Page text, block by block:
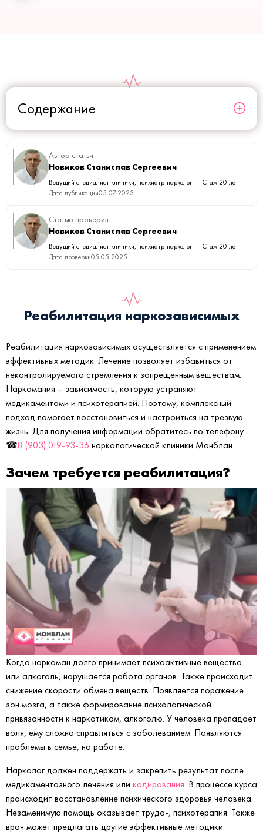
Содержание
Автор статьи
Новиков Станислав Сергеевич
Ведущий специалист клиники, психиатр-нарколог
Стаж 20 лет
Дата публикации05.07.2023
Статью проверил
Новиков Станислав Сергеевич
Ведущий специалист клиники, психиатр-нарколог
Стаж 20 лет
Дата проверки05.05.2025
Реабилитация наркозависимых
Реабилитация наркозависимых осуществляется с применением
эффективных методик. Лечение позволяет избавиться от
неконтролируемого стремления к запрещенным веществам.
Наркомания – зависимость, которую устраняют
медикаментами и психотерапией. Поэтому, комплексный
подход помогает восстановиться и настроиться на трезвую
жизнь. Для получения информации обратитесь по телефону
☎8 (903) 019-93-36 наркологической клиники Монблан.
Зачем требуется реабилитация?
Когда наркоман долго принимает психоактивные вещества
или алкоголь, нарушается работа органов. Также происходит
снижение скорости обмена веществ. Появляется поражение
зон мозга, а также формирование психологической
привязанности к наркотикам, алкоголю. У человека пропадает
воля, ему сложно справляться с заболеванием. Появляются
проблемы в семье, на работе.
Нарколог должен поддержать и закрепить результат после
медикаментозного лечения или кодирования. В процессе курса
происходит восстановление психического здоровья человека.
Незаменимую помощь оказывает трудо-, психотерапия. Также
врач может предлагать другие эффективные методики.